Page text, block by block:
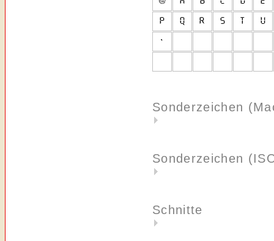
Sonderzeichen
Sonderzeichen
Schnitte